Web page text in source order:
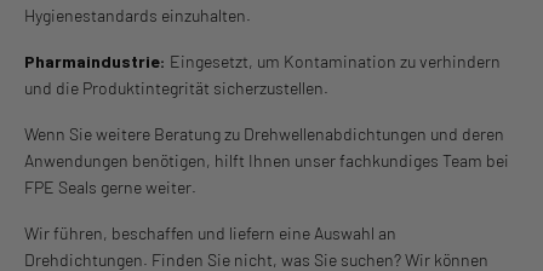
Hygienestandards einzuhalten.
Pharmaindustrie: Eingesetzt, um Kontamination zu verhindern
und die Produktintegrität sicherzustellen.
Wenn Sie weitere Beratung zu Drehwellenabdichtungen und deren
Anwendungen benötigen, hilft Ihnen unser fachkundiges Team bei
FPE Seals gerne weiter.
Wir führen, beschaffen und liefern eine Auswahl an
Drehdichtungen. Finden Sie nicht, was Sie suchen? Wir können